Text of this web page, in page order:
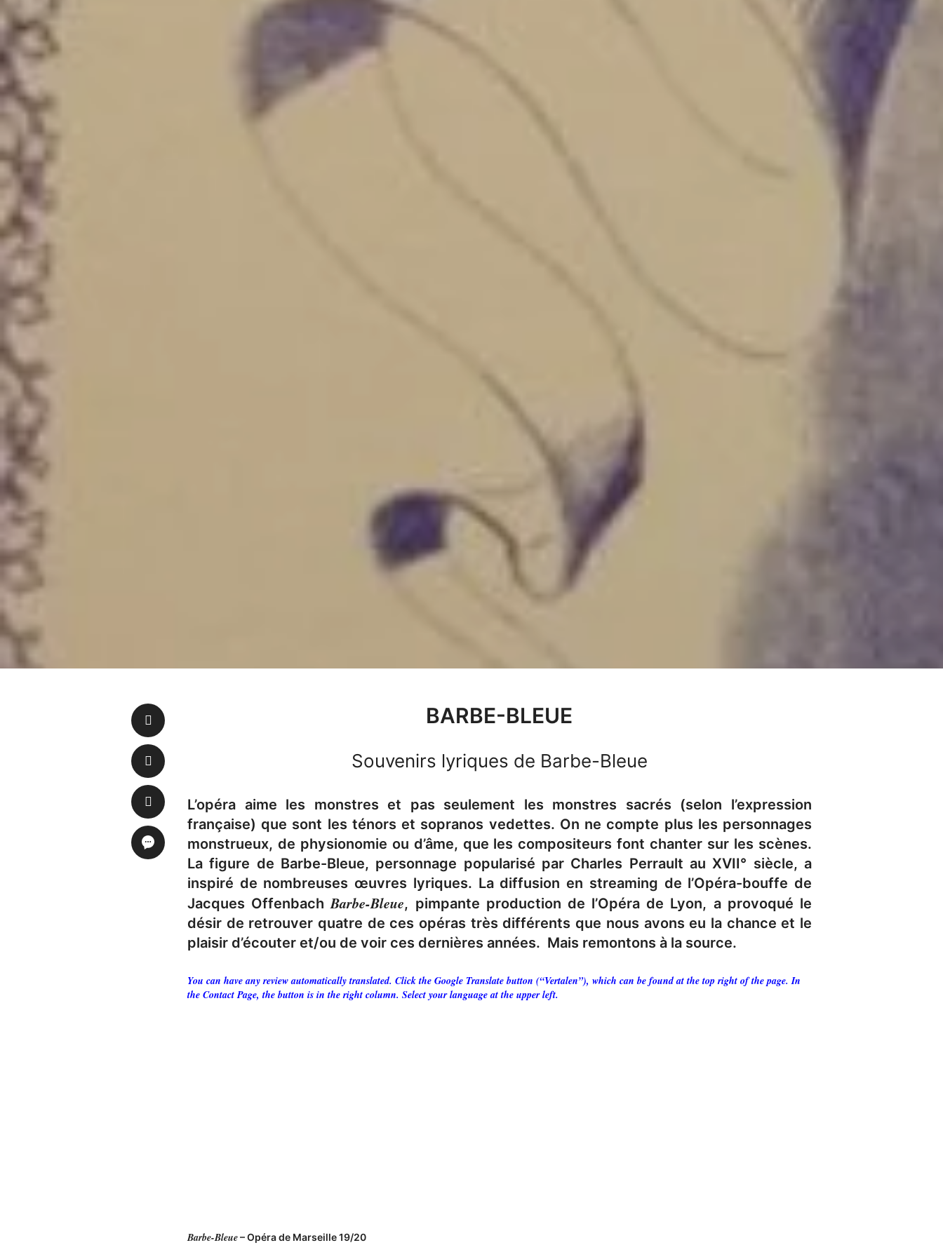
BARBE-BLEUE
Souvenirs lyriques de Barbe-Bleue
L’opéra aime les monstres et pas seulement les monstres sacrés (selon l’expression
française) que sont les ténors et sopranos vedettes. On ne compte plus les personnages
monstrueux, de physionomie ou d’âme, que les compositeurs font chanter sur les scènes.
La figure de Barbe-Bleue, personnage popularisé par Charles Perrault au XVII° siècle, a
inspiré de nombreuses œuvres lyriques. La diffusion en streaming de l’Opéra-bouffe de
Jacques OffenbachBarbe-Bleue, pimpante production de l’Opéra de Lyon, a provoqué le
désir de retrouver quatre de ces opéras très différents que nous avons eu la chance et le
plaisir d’écouter et/ou de voir ces dernières années. Mais remontons à la source.
You can have any review automatically translated. Click the Google Translate button (“Vertalen”), which can be found at the top right of the page. In
the Contact Page, the button is in the right column. Select your language at the upper left.
Barbe-Bleue– Opéra de Marseille 19/20